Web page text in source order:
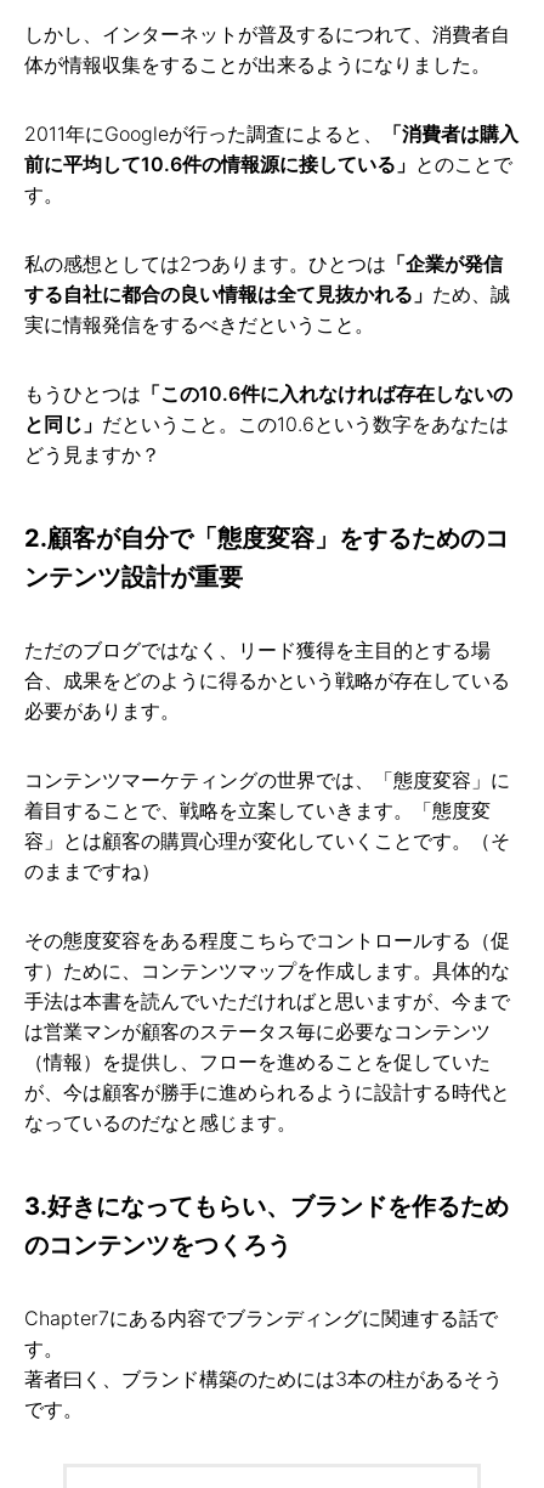
しかし、インターネットが普及するにつれて、消費者自
体が情報収集をすることが出来るようになりました。
2011年にGoogleが行った調査によると、
「消費者は購入
前に平均して10.6件の情報源に接している」 とのことで
す。
私の感想としては2つあります。ひとつは 「企業が発信
する自社に都合の良い情報は全て見抜かれる」 ため、誠
実に情報発信をするべきだということ。
もうひとつは 「この10.6件に入れなければ存在しないの
と同じ」 だということ。この10.6という数字をあなたは
どう見ますか？
2.顧客が自分で「態度変容」をするためのコ
ンテンツ設計が重要
ただのブログではなく、リード獲得を主目的とする場
合、成果をどのように得るかという戦略が存在している
必要があります。
コンテンツマーケティングの世界では、「態度変容」に
着目することで、戦略を立案していきます。「態度変
容」とは顧客の購買心理が変化していくことです。（そ
のままですね）
その態度変容をある程度こちらでコントロールする（促
す）ために、コンテンツマップを作成します。具体的な
手法は本書を読んでいただければと思いますが、今まで
は営業マンが顧客のステータス毎に必要なコンテンツ
（情報）を提供し、フローを進めることを促していた
が、今は顧客が勝手に進められるように設計する時代と
なっているのだなと感じます。
3.好きになってもらい、ブランドを作るため
のコンテンツをつくろう
Chapter7にある内容でブランディングに関連する話で
す。
著者曰く、ブランド構築のためには3本の柱があるそう
です。